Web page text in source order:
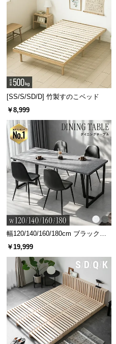
[SS/S/SD/D] 竹製すのこベッド
￥8,999
幅120/140/160/180cm ブラックフ
レーム ダイニング 大理石調 4人掛
￥19,999